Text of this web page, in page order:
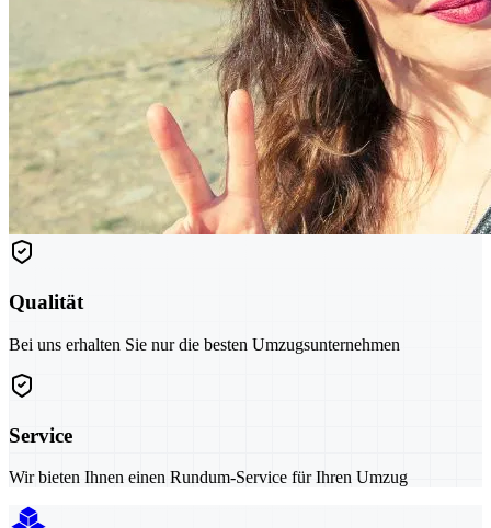
Qualität
Bei uns erhalten Sie nur die besten Umzugsunternehmen
Service
Wir bieten Ihnen einen Rundum-Service für Ihren Umzug